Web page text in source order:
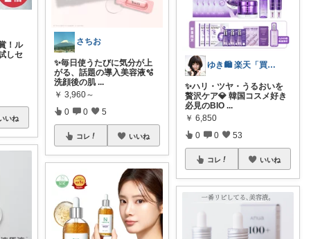
！ル
しセ
いね
さちお
✨毎日使うたびに気分が上
がる、話題の導入美容液🫧
洗顔後の肌 ...
￥ 3,960～
0 0 5
コレ いいね
ゆき🛍️ 楽天「買ってよかった」を厳選
✨ハリ・ツヤ・うるおいを
贅沢ケア💎 韓国コスメ好き
必見のBIO ...
￥ 6,850
0 0 53
コレ いいね